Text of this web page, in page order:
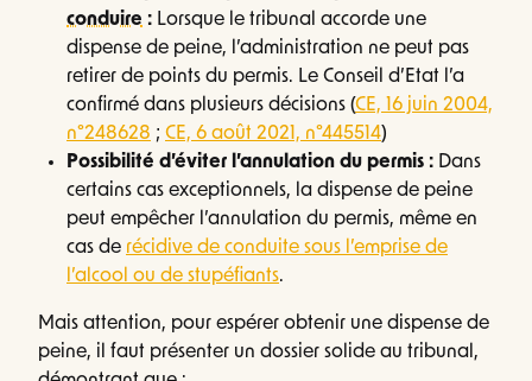
conduire : Lorsque le tribunal accorde une
dispense de peine, l’administration ne peut pas
retirer de points du permis. Le Conseil d’Etat l’a
confirmé dans plusieurs décisions (CE, 16 juin 2004,
n°248628 ; CE, 6 août 2021, n°445514)
Possibilité d’éviter l’annulation du permis : Dans
certains cas exceptionnels, la dispense de peine
peut empêcher l’annulation du permis, même en
cas de récidive de conduite sous l’emprise de
l’alcool ou de stupéfiants.
Mais attention, pour espérer obtenir une dispense de
peine, il faut présenter un dossier solide au tribunal,